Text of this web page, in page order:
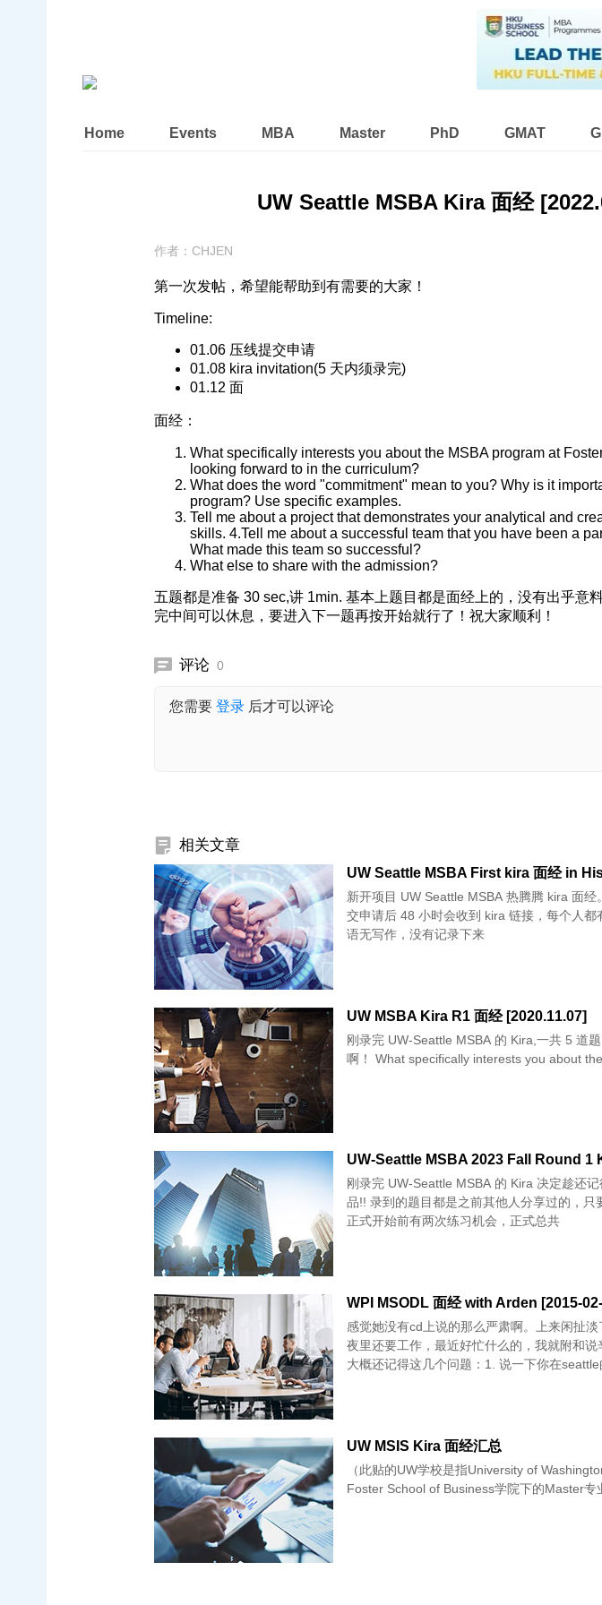
Home Events MBA Master PhD GMAT
UW Seattle MSBA Kira 面经
作者： CHJEN
第一次发帖，希望能帮助到有需要的大家！
Timeline:
01.06 压线提交申请
01.08 kira invitation(5 天内须录完)
01.12 面
面经：
What specifically interests you about the MSBA program at
looking forward to in the curriculum?
What does the word "commitment" mean to you? Why is it
program? Use specific examples.
Tell me about a project that demonstrates your analytical and
skills. 4.Tell me about a successful team that you have been a
What made this team so successful?
What else to share with the admission?
五题都是准备 30 sec,讲 1min. 基本上题目都是面经上的，没有出乎意
完中间可以休息，要进入下一题再按开始就行了！祝大家顺利！
评论 0
您需要 登录 后才可以评论
相关文章
UW Seattle MSBA First kira 面经 in
新开项目 UW Seattle MSBA 热腾腾 kira 面
交申请后 48 小时会收到 kira 链接，每个人都
语无写作，没有记录下来
UW MSBA Kira R1 面经 [2020.11.07]
刚录完 UW-Seattle MSBA 的 Kira,一共 5 道
啊！ What specifically interests you about
UW-Seattle MSBA 2023 Fall Round 1
刚录完 UW-Seattle MSBA 的 Kira 决定趁还
品!! 录到的题目都是之前其他人分享过的，只
正式开始前有两次练习机会，正式总共
WPI MSODL 面经 with Arden [2015-
感觉她没有cd上说的那么严肃啊。上来闲扯淡
夜里还要工作，最近好忙什么的，我就附和说
大概还记得这几个问题：1. 说一下你在
UW MSIS Kira 面经汇总
（此贴的UW学校是指University of
Foster School of Business学院下的Master专